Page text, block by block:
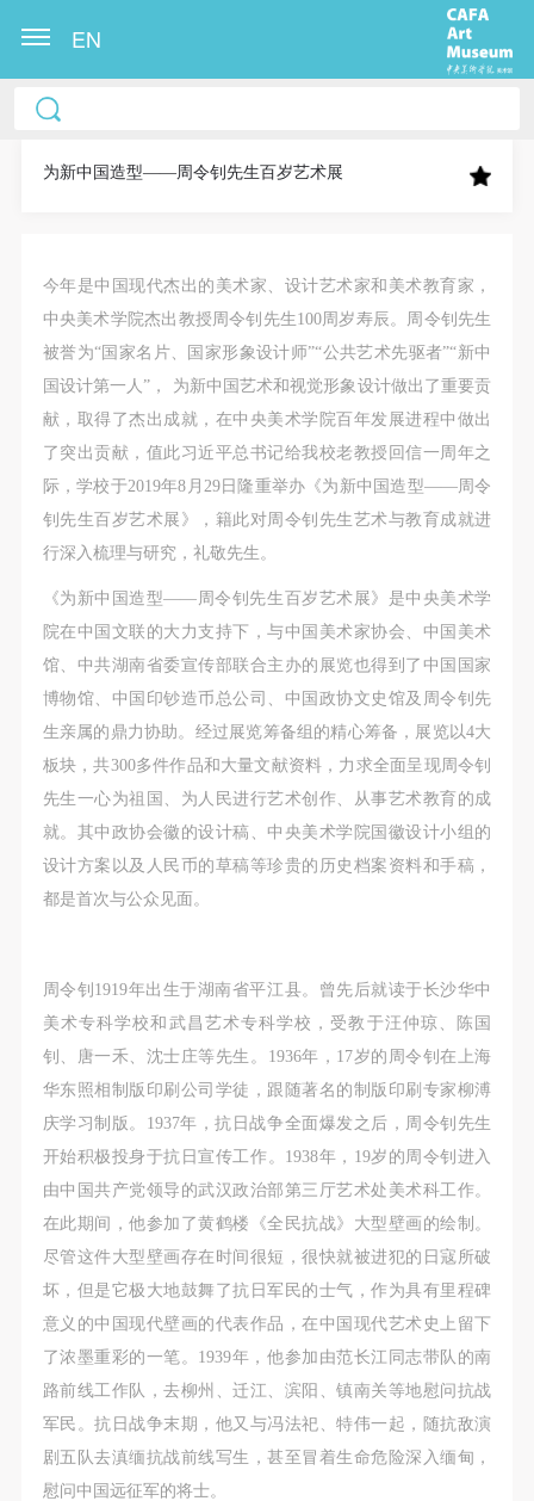
EN
为新中国造型——周令钊先生百岁艺术展
今年是中国现代杰出的美术家、设计艺术家和美术教育家，
中央美术学院杰出教授周令钊先生100周岁寿辰。周令钊先生
被誉为“国家名片、国家形象设计师”“公共艺术先驱者”“新中
国设计第一人”， 为新中国艺术和视觉形象设计做出了重要贡
献，取得了杰出成就，在中央美术学院百年发展进程中做出
了突出贡献，值此习近平总书记给我校老教授回信一周年之
际，学校于2019年8月29日隆重举办《为新中国造型——周令
钊先生百岁艺术展》，籍此对周令钊先生艺术与教育成就进
行深入梳理与研究，礼敬先生。
《为新中国造型——周令钊先生百岁艺术展》是中央美术学
院在中国文联的大力支持下，与中国美术家协会、中国美术
馆、中共湖南省委宣传部联合主办的展览也得到了中国国家
博物馆、中国印钞造币总公司、中国政协文史馆及周令钊先
生亲属的鼎力协助。经过展览筹备组的精心筹备，展览以4大
板块，共300多件作品和大量文献资料，力求全面呈现周令钊
先生一心为祖国、为人民进行艺术创作、从事艺术教育的成
就。其中政协会徽的设计稿、中央美术学院国徽设计小组的
设计方案以及人民币的草稿等珍贵的历史档案资料和手稿，
都是首次与公众见面。
周令钊1919年出生于湖南省平江县。曾先后就读于长沙华中
美术专科学校和武昌艺术专科学校，受教于汪仲琼、陈国
钊、唐一禾、沈士庄等先生。1936年，17岁的周令钊在上海
华东照相制版印刷公司学徒，跟随著名的制版印刷专家柳溥
庆学习制版。1937年，抗日战争全面爆发之后，周令钊先生
开始积极投身于抗日宣传工作。1938年，19岁的周令钊进入
由中国共产党领导的武汉政治部第三厅艺术处美术科工作。
在此期间，他参加了黄鹤楼《全民抗战》大型壁画的绘制。
尽管这件大型壁画存在时间很短，很快就被进犯的日寇所破
坏，但是它极大地鼓舞了抗日军民的士气，作为具有里程碑
意义的中国现代壁画的代表作品，在中国现代艺术史上留下
了浓墨重彩的一笔。1939年，他参加由范长江同志带队的南
路前线工作队，去柳州、迁江、滨阳、镇南关等地慰问抗战
军民。抗日战争末期，他又与冯法祀、特伟一起，随抗敌演
剧五队去滇缅抗战前线写生，甚至冒着生命危险深入缅甸，
慰问中国远征军的将士。
中央美术学院美术馆出版授权协议书
称“CAFAM”），愿意将本人参与中央美术学院美术馆
果（如参与工作坊创作的作品）提交中央美术学院用
作发表、出版。中央美术学院可以以电子、网络及其
它数字媒体形式公开出版，并同意编入《中国知识资
源总库》《中央美术学院资料库》《中央美术学院美
术馆资料库》等相关资料、文献、档案机构和平台，
在中央美术学院中使用和在互联网上传播，同意按相
关“章程”规定享受相关权益。
中央美术学院美术馆活动安全免责协议书
第一条
负的原则。但活动有风险，参加者应有必要的风险意
识。
第二条
参加本次活动者必须遵守中华人民共和国的相关法
律、法规，必须遵循道德和社会公德规范，并应该具
备以人为本、团结友爱、互相帮助和助人为乐的良好
品质。
第三条
参加本次活动人员应该是成年人（具有完全民事行为
能力的人，18周岁以上）未成年人必须在成年人的陪
第四条
参加活动者在此次活动期间的人身安全责任自负。鼓
励参加者自行购买人身安全保险。活动中一旦出现事
故，活动中任何非事故当事人及美术馆将不承担人身
事故的任何责任，但有互相援助的义务。参加活动的
成员应当积极主动的组织实施救援工作，但对事故本
身不承担任何法律责任和经济责任。参加本次活动者
的人身安全不负有民事及相关连带责任。
第五条
参加活动者在此次活动期间应主动遵守美术馆活动秩
序、维护美术馆场地及展示、展览、馆藏艺术作品及
衍生品的安全。活动中一旦因个人原因造成美术馆场
地、空间、艺术品、衍生品等受到不同程度的损失、
破坏。活动中任何非事故当事人及美术馆将不承担相
应的责任与损失，应由参与活动者根据相应的法律条
文、组织规定进行协商和赔偿。并追究相应的法律责
中央美术学院美术馆出版授权协议书
称“CAFAM”），愿意将本人参与中央美术学院美术馆
果（如参与工作坊创作的作品）提交中央美术学院用
作发表、出版。中央美术学院可以以电子、网络及其
它数字媒体形式公开出版，并同意编入《中国知识资
源总库》《中央美术学院资料库》《中央美术学院美
术馆资料库》等相关资料、文献、档案机构和平台，
在中央美术学院中使用和在互联网上传播，同意按相
关“章程”规定享受相关权益。
中央美术学院美术馆活动安全免责协议书
第一条
负的原则。但活动有风险，参加者应有必要的风险意
识。
第二条
参加本次活动者必须遵守中华人民共和国的相关法
律、法规，必须遵循道德和社会公德规范，并应该具
备以人为本、团结友爱、互相帮助和助人为乐的良好
品质。
第三条
参加本次活动人员应该是成年人（具有完全民事行为
能力的人，18周岁以上）未成年人必须在成年人的陪
第四条
参加活动者在此次活动期间的人身安全责任自负。鼓
励参加者自行购买人身安全保险。活动中一旦出现事
故，活动中任何非事故当事人及美术馆将不承担人身
事故的任何责任，但有互相援助的义务。参加活动的
成员应当积极主动的组织实施救援工作，但对事故本
身不承担任何法律责任和经济责任。参加本次活动者
的人身安全不负有民事及相关连带责任。
第五条
参加活动者在此次活动期间应主动遵守美术馆活动秩
序、维护美术馆场地及展示、展览、馆藏艺术作品及
衍生品的安全。活动中一旦因个人原因造成美术馆场
地、空间、艺术品、衍生品等受到不同程度的损失、
破坏。活动中任何非事故当事人及美术馆将不承担相
应的责任与损失，应由参与活动者根据相应的法律条
文、组织规定进行协商和赔偿。并追究相应的法律责
中央美术学院美术馆出版授权协议书
称“CAFAM”），愿意将本人参与中央美术学院美术馆
果（如参与工作坊创作的作品）提交中央美术学院用
作发表、出版。中央美术学院可以以电子、网络及其
它数字媒体形式公开出版，并同意编入《中国知识资
源总库》《中央美术学院资料库》《中央美术学院美
术馆资料库》等相关资料、文献、档案机构和平台，
在中央美术学院中使用和在互联网上传播，同意按相
关“章程”规定享受相关权益。
中央美术学院美术馆活动安全免责协议书
第一条
负的原则。但活动有风险，参加者应有必要的风险意
识。
第二条
参加本次活动者必须遵守中华人民共和国的相关法
律、法规，必须遵循道德和社会公德规范，并应该具
备以人为本、团结友爱、互相帮助和助人为乐的良好
品质。
第三条
参加本次活动人员应该是成年人（具有完全民事行为
能力的人，18周岁以上）未成年人必须在成年人的陪
第四条
参加活动者在此次活动期间的人身安全责任自负。鼓
励参加者自行购买人身安全保险。活动中一旦出现事
故，活动中任何非事故当事人及美术馆将不承担人身
事故的任何责任，但有互相援助的义务。参加活动的
成员应当积极主动的组织实施救援工作，但对事故本
身不承担任何法律责任和经济责任。参加本次活动者
的人身安全不负有民事及相关连带责任。
第五条
参加活动者在此次活动期间应主动遵守美术馆活动秩
序、维护美术馆场地及展示、展览、馆藏艺术作品及
衍生品的安全。活动中一旦因个人原因造成美术馆场
地、空间、艺术品、衍生品等受到不同程度的损失、
破坏。活动中任何非事故当事人及美术馆将不承担相
应的责任与损失，应由参与活动者根据相应的法律条
文、组织规定进行协商和赔偿。并追究相应的法律责